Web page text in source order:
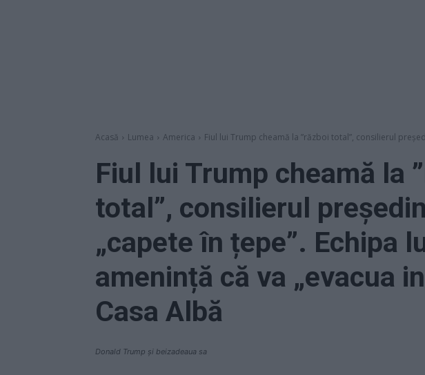
Acasă Lumea America Fiul lui Trump cheamă la ”război total”, consilierul
Fiul lui Trump cheamă la
total”, consilierul
„capete în țepe”. Echipa
amenință că va „evacua
Casa Albă
Donald Trump și beizadeaua sa